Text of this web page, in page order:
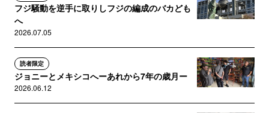
フジ騒動を逆手に取りしフジの編成のバカども
へ
2026.07.05
読者限定
ジョニーとメキシコへーあれから7年の歳月ー
2026.06.12